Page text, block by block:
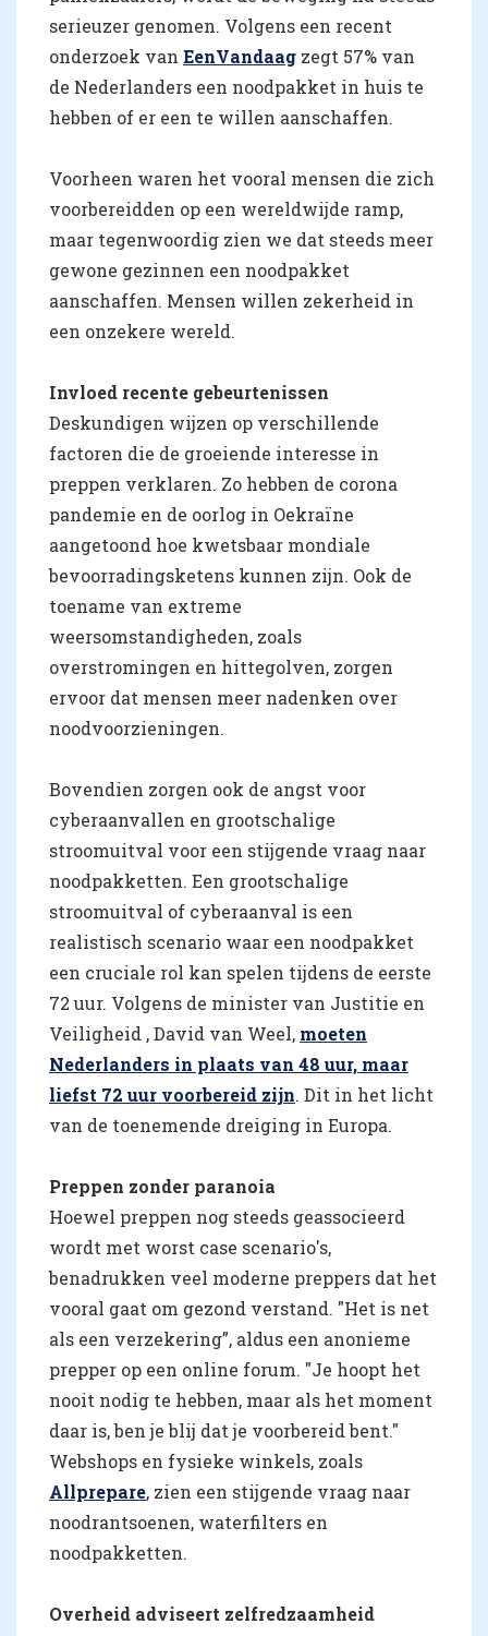
serieuzer genomen. Volgens een recent
onderzoek van EenVandaag zegt 57% van
de Nederlanders een noodpakket in huis te
hebben of er een te willen aanschaffen.
Voorheen waren het vooral mensen die zich
voorbereidden op een wereldwijde ramp,
maar tegenwoordig zien we dat steeds meer
gewone gezinnen een noodpakket
aanschaffen. Mensen willen zekerheid in
een onzekere wereld.
Invloed recente gebeurtenissen
Deskundigen wijzen op verschillende
factoren die de groeiende interesse in
preppen verklaren. Zo hebben de corona
pandemie en de oorlog in Oekraïne
aangetoond hoe kwetsbaar mondiale
bevoorradingsketens kunnen zijn. Ook de
toename van extreme
weersomstandigheden, zoals
overstromingen en hittegolven, zorgen
ervoor dat mensen meer nadenken over
noodvoorzieningen.
Bovendien zorgen ook de angst voor
cyberaanvallen en grootschalige
stroomuitval voor een stijgende vraag naar
noodpakketten. Een grootschalige
stroomuitval of cyberaanval is een
realistisch scenario waar een noodpakket
een cruciale rol kan spelen tijdens de eerste
72 uur. Volgens de minister van Justitie en
Veiligheid , David van Weel, moeten
Nederlanders in plaats van 48 uur, maar
liefst 72 uur voorbereid zijn. Dit in het licht
van de toenemende dreiging in Europa.
Preppen zonder paranoia
Hoewel preppen nog steeds geassocieerd
wordt met worst case scenario's,
benadrukken veel moderne preppers dat het
vooral gaat om gezond verstand. "Het is net
als een verzekering”, aldus een anonieme
prepper op een online forum. "Je hoopt het
nooit nodig te hebben, maar als het moment
daar is, ben je blij dat je voorbereid bent."
Webshops en fysieke winkels, zoals
Allprepare, zien een stijgende vraag naar
noodrantsoenen, waterfilters en
noodpakketten.
Overheid adviseert zelfredzaamheid